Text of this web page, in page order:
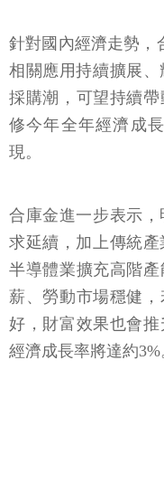
針對國內經濟走勢，
相關應用持續擴展
採購潮，可望持續
修今年全年經濟成
現。
合庫金進一步表示
求延續，加上傳統
半導體業擴充高階
薪、勞動市場穩健
好，財富效果也會
經濟成長率將達約3%